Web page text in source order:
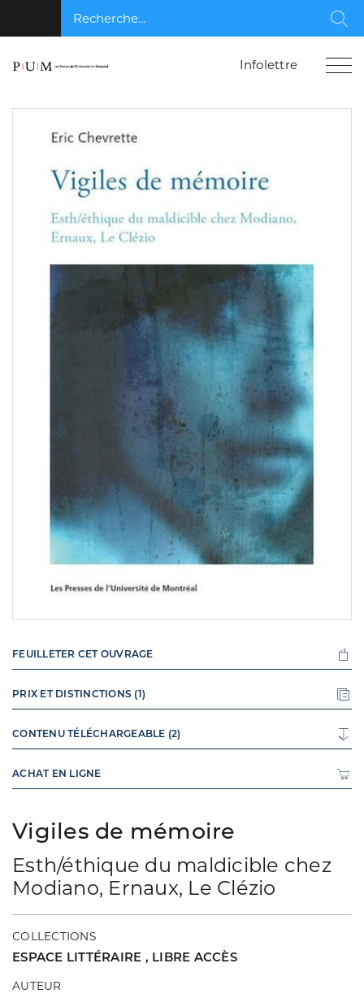
Recherche...
Infolettre
Vigiles de mémoire
Esth/éthique du maldicible chez
Modiano, Ernaux, Le Clézio
COLLECTIONS
ESPACE LITTÉRAIRE , LIBRE ACCÈS
AUTEUR
FEUILLETER CET OUVRAGE
PRIX ET DISTINCTIONS (1)
CONTENU TÉLÉCHARGEABLE (2)
ACHAT EN LIGNE